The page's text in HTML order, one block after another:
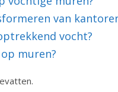
van
vocht?
muren?